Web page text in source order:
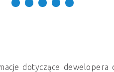
dotyczące dewelopera